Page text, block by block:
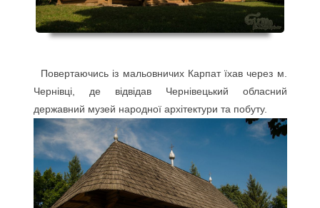
Повертаючись із мальовничих Карпат їхав через м.
Чернівці, де відвідав Чернівецький обласний
державний музей народної архітектури та побуту.